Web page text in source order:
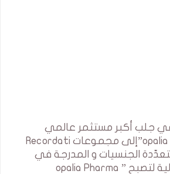
جلب أكبر مستثمر عالمي
وانظمت “opalia Pharma”إلى مجموعات Recordati
الجنسيات و المدرجة في
بورصة ميلان الإيطالية لتصبح ” opalia Pharma